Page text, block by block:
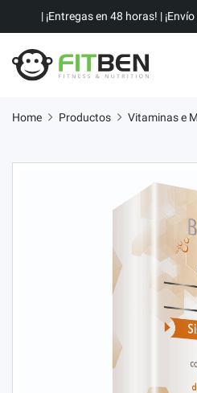
| ¡Entregas en 48 horas! |
Home Productos Vitaminas e